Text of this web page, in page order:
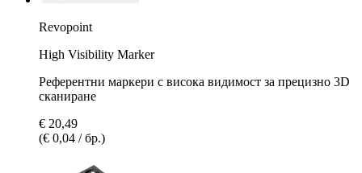
Revopoint
High Visibility Marker
Референтни маркери с висока видимост за прецизно 3D
сканиране
€ 20,49
(€ 0,04 / бр.)